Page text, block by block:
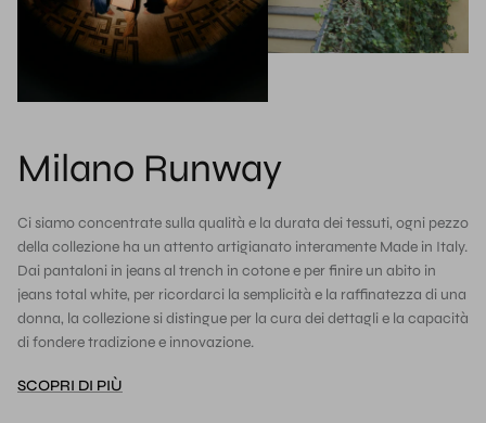
Milano Runway
Ci siamo concentrate sulla qualità e la durata dei tessuti, ogni pezzo
della collezione ha un attento artigianato interamente Made in Italy.
Dai pantaloni in jeans al trench in cotone e per finire un abito in
jeans total white, per ricordarci la semplicità e la raffinatezza di una
donna, la collezione si distingue per la cura dei dettagli e la capacità
di fondere tradizione e innovazione.
SCOPRI DI PIÙ